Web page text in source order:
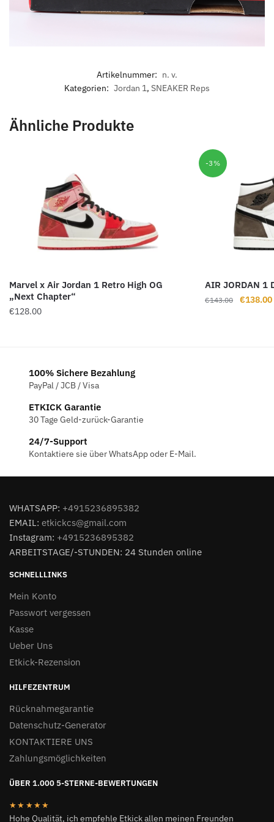
Artikelnummer: n. v.
Kategorien: Jordan 1, SNEAKER Reps
Ähnliche Produkte
Marvel x Air Jordan 1 Retro High OG
„Next Chapter“
€128.00
-3%
AIR JORDAN 1
€143.00 €138.00
100% Sichere Bezahlung
PayPal / JCB / Visa
ETKICK Garantie
30 Tage Geld-zurück-Garantie
24/7-Support
Kontaktiere sie über WhatsApp oder E-Mail.
WHATSAPP: +4915236895382
EMAIL: etkickcs@gmail.com
Instagram: +4915236895382
ARBEITSTAGE/-STUNDEN: 24 Stunden online
SCHNELLLINKS
Mein Konto
Passwort vergessen
Kasse
Ueber Uns
Etkick-Rezension
HILFEZENTRUM
Rücknahmegarantie
Datenschutz-Generator
KONTAKTIERE UNS
Zahlungsmöglichkeiten
ÜBER 1.000 5-STERNE-BEWERTUNGEN
★★★★★
Hohe Qualität, ich empfehle Etkick allen meinen Freunden